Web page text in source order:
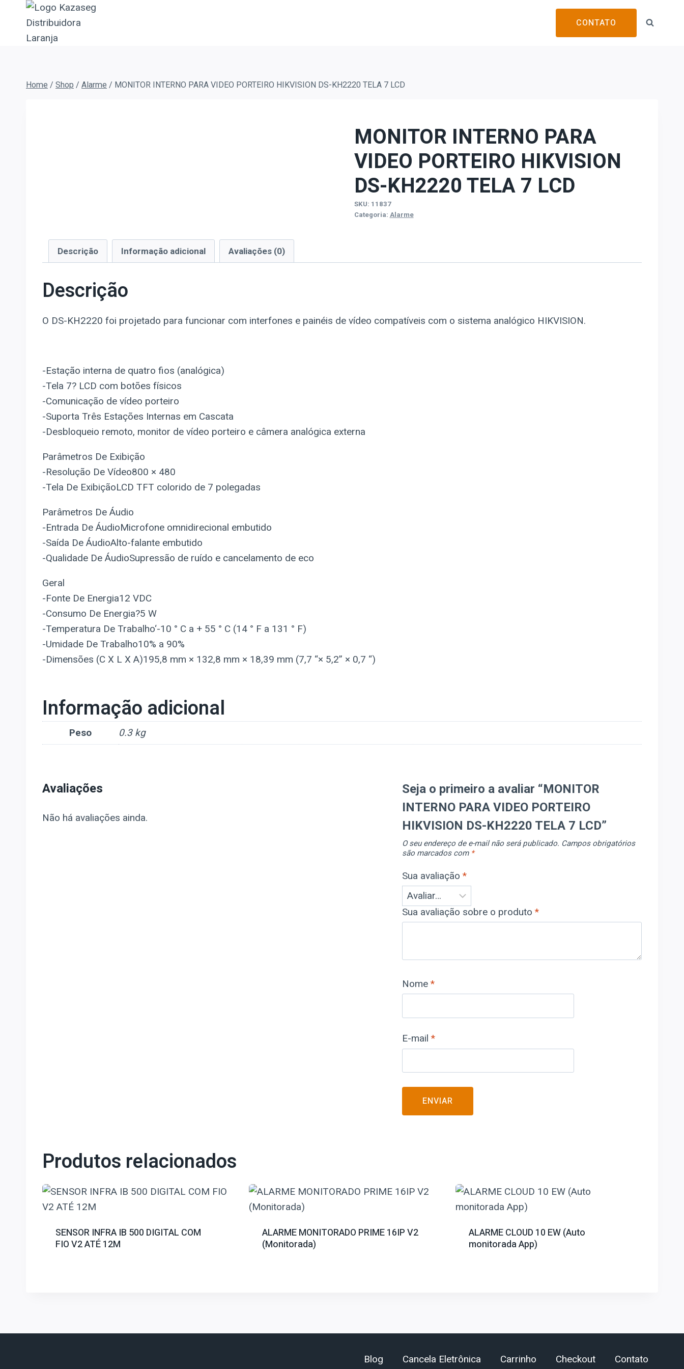
CONTATO
Home / Shop / Alarme / MONITOR INTERNO PARA VIDEO PORTEIRO HIKVISION DS-KH2220 TELA 7 LCD
MONITOR INTERNO PARA
VIDEO PORTEIRO HIKVISION
DS-KH2220 TELA 7 LCD
SKU: 11837
Categoria: Alarme
Descrição Informação adicional Avaliações (0)
Descrição
O DS-KH2220 foi projetado para funcionar com interfones e painéis de vídeo compatíveis com o sistema analógico HIKVISION.
-Estação interna de quatro fios (analógica)
-Tela 7? LCD com botões físicos
-Comunicação de vídeo porteiro
-Suporta Três Estações Internas em Cascata
-Desbloqueio remoto, monitor de vídeo porteiro e câmera analógica externa
Parâmetros De Exibição
-Resolução De Vídeo800 × 480
-Tela De ExibiçãoLCD TFT colorido de 7 polegadas
Parâmetros De Áudio
-Entrada De ÁudioMicrofone omnidirecional embutido
-Saída De ÁudioAlto-falante embutido
-Qualidade De ÁudioSupressão de ruído e cancelamento de eco
Geral
-Fonte De Energia12 VDC
-Consumo De Energia?5 W
-Temperatura De Trabalho‘-10 ° C a + 55 ° C (14 ° F a 131 ° F)
-Umidade De Trabalho10% a 90%
-Dimensões (C X L X A)195,8 mm × 132,8 mm × 18,39 mm (7,7 “× 5,2” × 0,7 “)
Informação adicional
Peso 0.3 kg
Avaliações
Não há avaliações ainda.
Seja o primeiro a avaliar “MONITOR
INTERNO PARA VIDEO PORTEIRO
HIKVISION DS-KH2220 TELA 7 LCD”
O seu endereço de e-mail não será publicado. Campos obrigatórios
são marcados com *
Sua avaliação *
Sua avaliação sobre o produto *
Nome *
E-mail *
Produtos relacionados
SENSOR INFRA IB 500 DIGITAL COM
FIO V2 ATÉ 12M
ALARME MONITORADO PRIME 16IP V2
(Monitorada)
ALARME CLOUD 10 EW (Auto
monitorada App)
Blog Cancela Eletrônica Carrinho Checkout Contato